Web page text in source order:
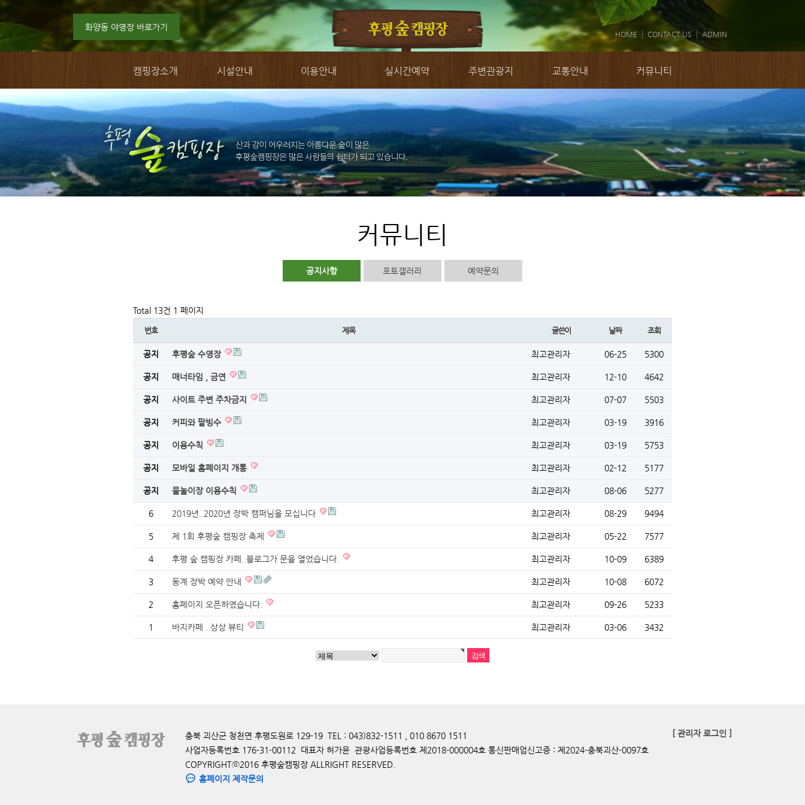
화양동 야영장 바로가기
HOME CONTACT US ADMIN
캠핑장소개 시설안내 이용안내 실시간예약 주변관광지 교통안내 커뮤니티
커뮤니티
공지사항 포토갤러리 예약문의
Total 13건 1 페이지
번호 제목 글쓴이 날짜 조회
공지 후평숲 수영장 최고관리자 06-25 5300
공지 매너타임 , 금연 최고관리자 12-10 4642
공지 사이트 주변 주차금지 최고관리자 07-07 5503
공지 커피와 팥빙수 최고관리자 03-19 3916
공지 이용수칙 최고관리자 03-19 5753
공지 모바일 홈페이지 개통 최고관리자 02-12 5177
공지 물놀이장 이용수칙 최고관리자 08-06 5277
6 2019년. 2020년 장박 캠퍼님을 모십니다 최고관리자 08-29 9494
5 제 1회 후평숲 캠핑장 축제 최고관리자 05-22 7577
4 후평 숲 캠핑장 카페. 블로그가 문을 열었습니다. 최고관리자 10-09 6389
3 동계 장박 예약 안내 최고관리자 10-08 6072
2 홈페이지 오픈하였습니다. 최고관리자 09-26 5233
1 바지카페 . 상상 뷰티 최고관리자 03-06 3432
충북 괴산군 청천면 후평도원로 129-19 TEL : 043)832-1511 , 010 8670 1511
사업자등록번호 176-31-00112 대표자 허가윤 관광사업등록번호 제2018-000004호 통신판매업신고증 : 제2024-충북괴산-0097호
COPYRIGHTⓒ2016 후평숲캠핑장 ALLRIGHT RESERVED.
홈페이지 제작문의
[ 관리자 로그인 ]